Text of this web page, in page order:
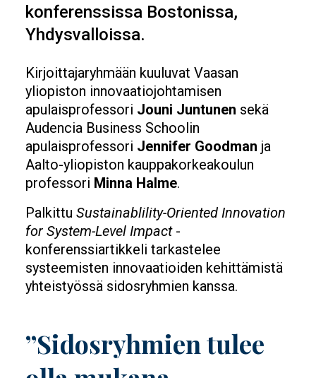
konferenssissa Bostonissa,
Yhdysvalloissa.
Kirjoittajaryhmään kuuluvat Vaasan
yliopiston innovaatiojohtamisen
apulaisprofessori Jouni Juntunen sekä
Audencia Business Schoolin
apulaisprofessori Jennifer Goodman ja
Aalto-yliopiston kauppakorkeakoulun
professori Minna Halme.
Palkittu Sustainablility-Oriented Innovation
for System-Level Impact-
konferenssiartikkeli tarkastelee
systeemisten innovaatioiden kehittämistä
yhteistyössä sidosryhmien kanssa.
”Sidosryhmien tulee